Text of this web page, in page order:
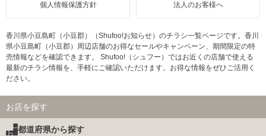
個人情報保護方針 法人のお客様へ
香川県小豆島町（小豆郡）（Shufoo!お知らせ）のチラシ一覧ページです。香川
県小豆島町（小豆郡）周辺店舗のお得なセールやキャンペーン、期間限定の特
売情報などを確認できます。 Shufoo!（シュフー）ではお近くの店舗で使える
最新のチラシ情報を、手軽にご確認いただけます。お得な情報をぜひご活用く
ださい。
お店を探す
都道府県から探す